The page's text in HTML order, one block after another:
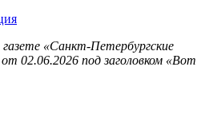
«Санкт-Петербургские
02.06.2026 под заголовком «Вот